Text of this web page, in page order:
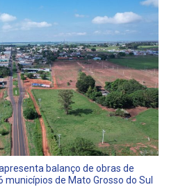
balanço de obras de
de Mato Grosso do Sul